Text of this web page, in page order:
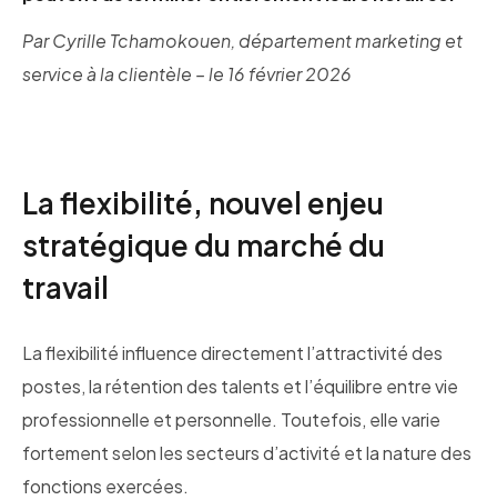
Par Cyrille Tchamokouen, département marketing et
service à la clientèle – le 16 février 2026
La flexibilité, nouvel enjeu
stratégique du marché du
travail
La flexibilité influence directement l’attractivité des
postes, la rétention des talents et l’équilibre entre vie
professionnelle et personnelle. Toutefois, elle varie
fortement selon les secteurs d’activité et la nature des
fonctions exercées.